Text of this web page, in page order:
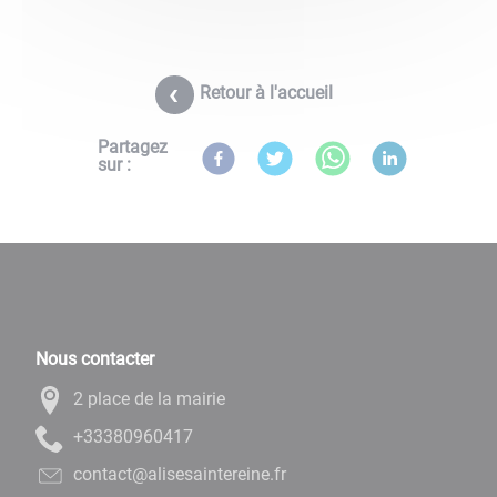
Retour à l'accueil
Partagez
sur :
Nous contacter
2 place de la mairie
71406908333+
rf.enieretniasesila@tcatnoc